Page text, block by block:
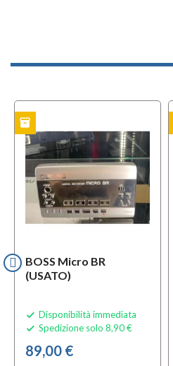
BOSS Micro BR
(USATO)
 Disponibilità immediata
 Spedizione solo 8,90 €
89,00 €
inventory